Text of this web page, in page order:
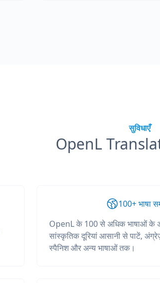
सुविधाएँ
OpenL
100+ भाषा
OpenL के 100 से अधिक भाषाओं के
सांस्कृतिक दूरियां आसानी से पाटें,
स्पैनिश और अन्य भाषाओं तक।